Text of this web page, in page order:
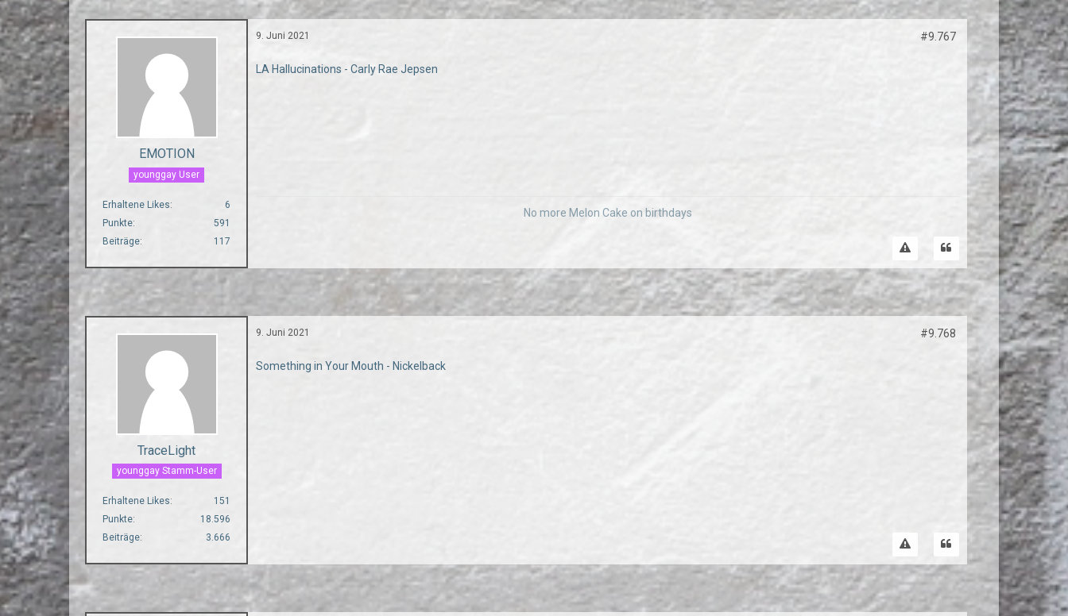
EMOTION
younggay User
Erhaltene Likes
6
Punkte
591
Beiträge
117
9. Juni 2021 #9.767
LA Hallucinations - Carly Rae Jepsen
No more Melon Cake on birthdays
TraceLight
younggay Stamm-User
Erhaltene Likes
151
Punkte
18.596
Beiträge
3.666
9. Juni 2021 #9.768
Something in Your Mouth - Nickelback